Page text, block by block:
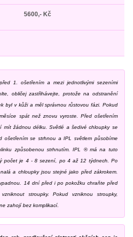
5600,- Kč
1. ošetřením a mezi jednotlivými sezeními
obličej zastřihávejte, protože na odstranění
byl v kůži a měl správnou růstovou fázi. Pokud
spát než znovu vyroste. Před ošetřením
mít žádnou délku. Světlé a šedivé chloupky se
ošetřením se strhnou a IPL světlem působíme
způsobenou strhnutím. IPL ® má na tuto
počet je 4 - 8 sezení, po 4 až 12 týdnech. Po
a chloupky jsou stejné jako před zákrokem.
14 dní před i po pokožku chraňte před
stroupky. Pokud vzniknou stroupky,
zahojí bez komplikací.